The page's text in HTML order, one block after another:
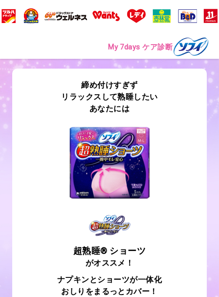
My 7days ケア診断
締め付けすぎず
リラックスして熟睡したい
あなたには
超熟睡® ショーツ
がオススメ！
ナプキンとショーツが一体化
おしりをまるっとカバー！